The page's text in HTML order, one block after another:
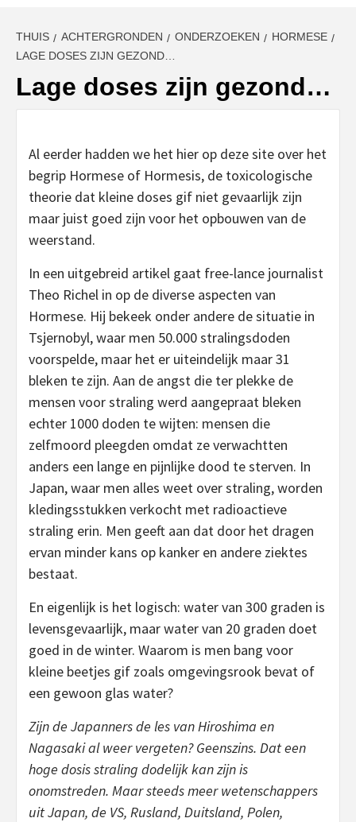
THUIS ACHTERGRONDEN ONDERZOEKEN
HORMESE
LAGE DOSES ZIJN GEZOND…
Lage doses zijn gezond…
Al eerder hadden we het hier op deze site over het
begrip Hormese of Hormesis, de toxicologische
theorie dat kleine doses gif niet gevaarlijk zijn
maar juist goed zijn voor het opbouwen van de
weerstand.
In een uitgebreid artikel gaat free-lance journalist
Theo Richel in op de diverse aspecten van
Hormese. Hij bekeek onder andere de situatie in
Tsjernobyl, waar men 50.000 stralingsdoden
voorspelde, maar het er uiteindelijk maar 31
bleken te zijn. Aan de angst die ter plekke de
mensen voor straling werd aangepraat bleken
echter 1000 doden te wijten: mensen die
zelfmoord pleegden omdat ze verwachtten
anders een lange en pijnlijke dood te sterven. In
Japan, waar men alles weet over straling, worden
kledingsstukken verkocht met radioactieve
straling erin. Men geeft aan dat door het dragen
ervan minder kans op kanker en andere ziektes
bestaat.
En eigenlijk is het logisch: water van 300 graden is
levensgevaarlijk, maar water van 20 graden doet
goed in de winter. Waarom is men bang voor
kleine beetjes gif zoals omgevingsrook bevat of
een gewoon glas water?
Zijn de Japanners de les van Hiroshima en
Nagasaki al weer vergeten? Geenszins. Dat een
hoge dosis straling dodelijk kan zijn is
onomstreden. Maar steeds meer wetenschappers
uit Japan, de VS, Rusland, Duitsland, Polen,